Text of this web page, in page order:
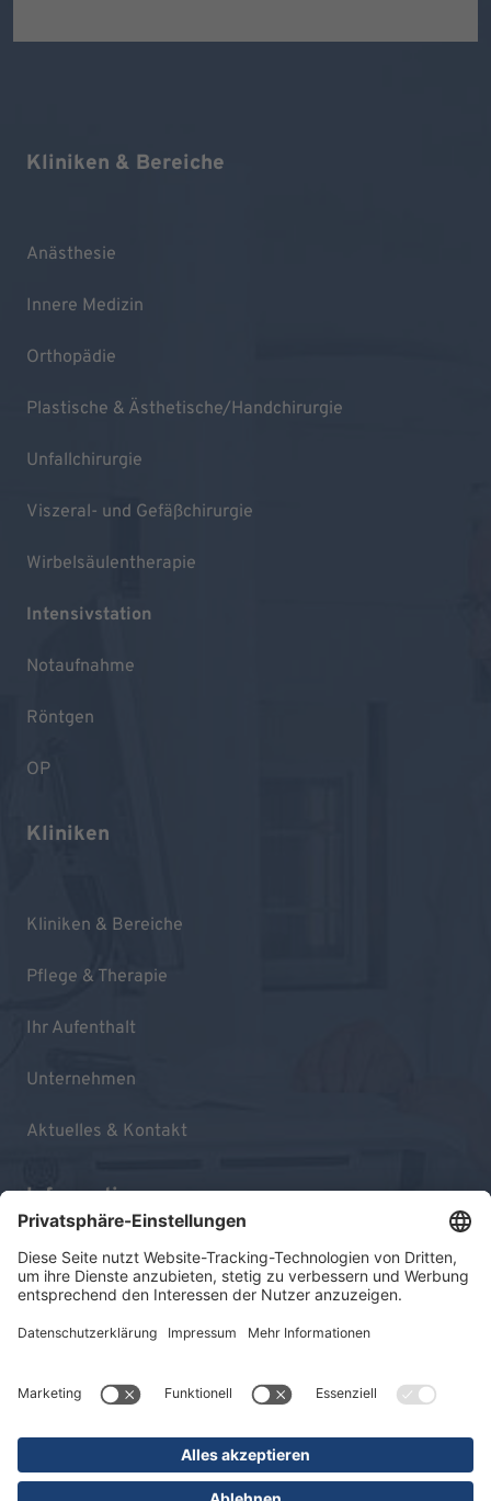
Kliniken & Bereiche
Anästhesie
Innere Medizin
Orthopädie
Plastische & Ästhetische/Handchirurgie
Unfallchirurgie
Viszeral- und Gefäßchirurgie
Wirbelsäulentherapie
Intensivstation
Notaufnahme
Röntgen
OP
Kliniken
Kliniken & Bereiche
Pflege & Therapie
Ihr Aufenthalt
Unternehmen
Aktuelles & Kontakt
Informationen
Impressum